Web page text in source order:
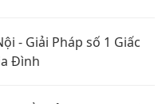
- Giải Pháp số 1 Giấc
Đình